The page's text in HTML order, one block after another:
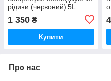
рідини (червоний) 5L
1 350 ₴
Купити
Про нас